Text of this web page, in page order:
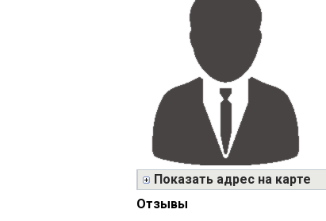
Показать адрес на карте
Отзывы